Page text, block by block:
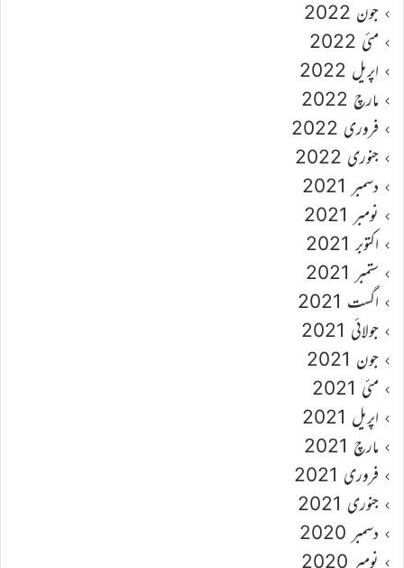
جون 2022
مئی 2022
اپریل 2022
مارچ 2022
فروری 2022
جنوری 2022
دسمبر 2021
نومبر 2021
اکتوبر 2021
ستمبر 2021
اگست 2021
جولائی 2021
جون 2021
مئی 2021
اپریل 2021
مارچ 2021
فروری 2021
جنوری 2021
دسمبر 2020
نومبر 2020